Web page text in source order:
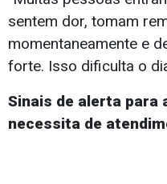
sentem dor, tomam
momentaneamente e
forte. Isso dificulta o
Sinais de alerta para
necessita de